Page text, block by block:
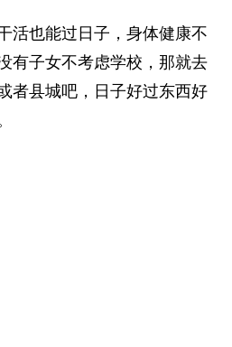
活也能过日子，身体健康不
有子女不考虑学校，那就去
者县城吧，日子好过东西好